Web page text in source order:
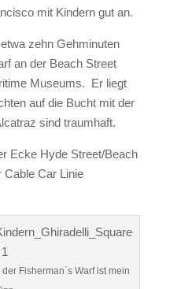
mit Kindern gut an.
zehn Gehminuten
an der Beach Street
Museums. Er liegt
auf die Bucht mit der
sind traumhaft.
Ecke Hyde Street/Beach
Cable Car Linie
Fisherman`s Warf ist mein